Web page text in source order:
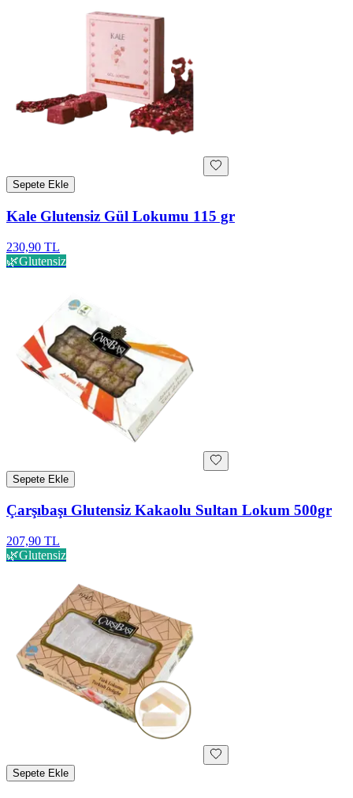
Sepete Ekle
Kale Glutensiz Gül Lokumu 115 gr
230,90 TL
🌿Glutensiz
Sepete Ekle
Çarşıbaşı Glutensiz Kakaolu Sultan Lokum 500gr
207,90 TL
🌿Glutensiz
Sepete Ekle